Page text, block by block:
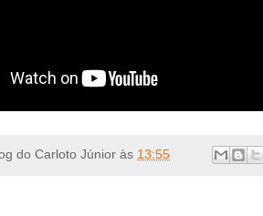
do Carloto Júnior às 13:55